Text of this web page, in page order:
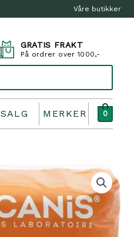
Våre butikker
GRATIS FRAKT
På ordrer over 1000,-
SALG MERKER 0